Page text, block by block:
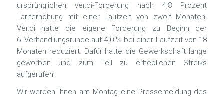
ursprünglichen ver.di-Forderung nach 4,8 Prozent
Tariferhöhung mit einer Laufzeit von zwölf Monaten.
Ver.di hatte die eigene Forderung zu Beginn der
6. Verhandlungsrunde auf 4,0 % bei einer Laufzeit von 18
Monaten reduziert. Dafür hatte die Gewerkschaft lange
geworben und zum Teil zu erheblichen Streiks
aufgerufen.
Wir werden Ihnen am Montag eine Pressemeldung des